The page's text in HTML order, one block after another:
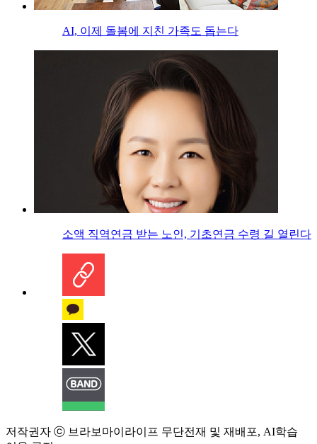
AI, 이제 돌봄에 지친 가족도 돕는다
소액 직역연금 받는 노인, 기초연금 수령 길 열린다
저작권자 ⓒ 브라보마이라이프 무단전재 및 재배포, AI학습